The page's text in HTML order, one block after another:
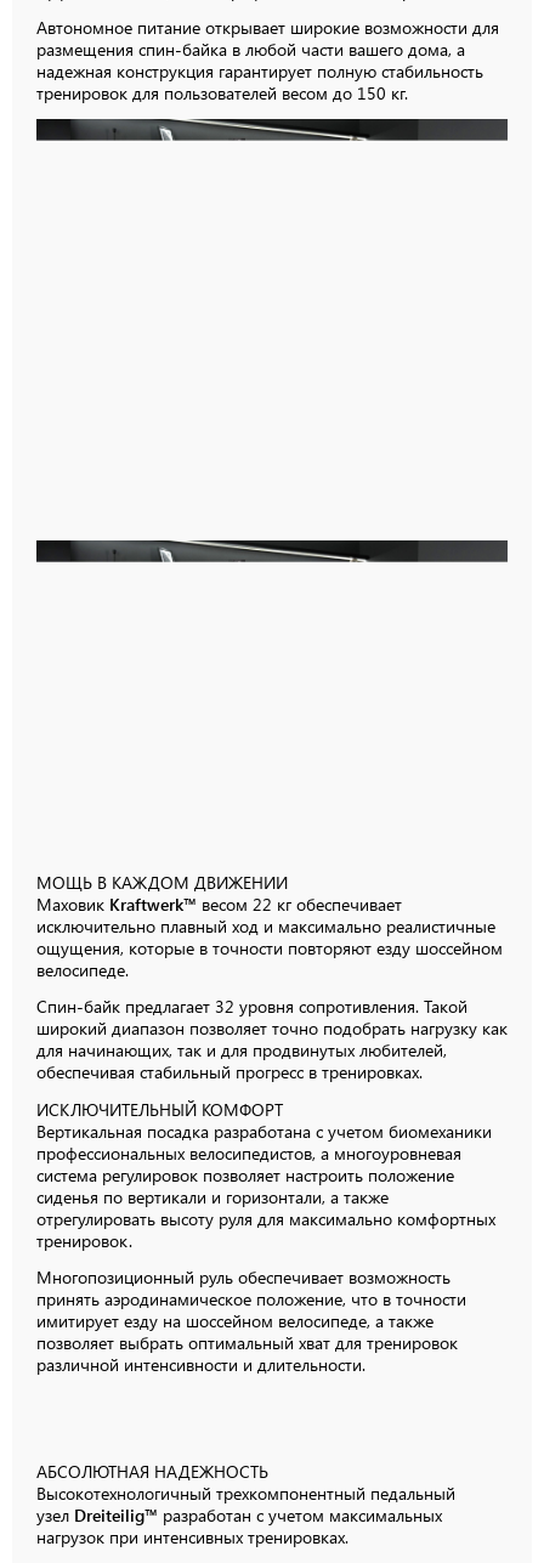
Автономное питание открывает широкие возможности для
размещения спин-байка в любой части вашего дома, а
надежная конструкция гарантирует полную стабильность
тренировок для пользователей весом до 150 кг.
МОЩЬ В КАЖДОМ ДВИЖЕНИИ
Маховик Kraftwerk™ весом 22 кг обеспечивает
исключительно плавный ход и максимально реалистичные
ощущения, которые в точности повторяют езду шоссейном
велосипеде.
Спин-байк предлагает 32 уровня сопротивления. Такой
широкий диапазон позволяет точно подобрать нагрузку как
для начинающих, так и для продвинутых любителей,
обеспечивая стабильный прогресс в тренировках.
ИСКЛЮЧИТЕЛЬНЫЙ КОМФОРТ
Вертикальная посадка разработана с учетом биомеханики
профессиональных велосипедистов, а многоуровневая
система регулировок позволяет настроить положение
сиденья по вертикали и горизонтали, а также
отрегулировать высоту руля для максимально комфортных
тренировок.
Многопозиционный руль обеспечивает возможность
принять аэродинамическое положение, что в точности
имитирует езду на шоссейном велосипеде, а также
позволяет выбрать оптимальный хват для тренировок
различной интенсивности и длительности.
АБСОЛЮТНАЯ НАДЕЖНОСТЬ
Высокотехнологичный трехкомпонентный педальный
узел Dreiteilig™ разработан с учетом максимальных
нагрузок при интенсивных тренировках.